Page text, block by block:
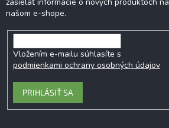
našom e-shope.
Vložením e-mailu súhlasíte s
podmienkami ochrany osobných údajov
PRIHLÁSIŤ SA